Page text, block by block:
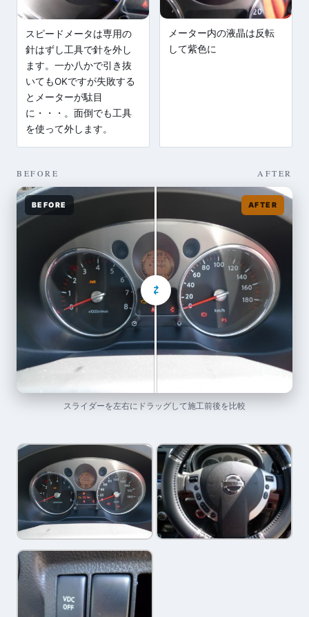
スピードメータは専用の
針はずし工具で針を外し
ます。一か八かで引き抜
いてもOKですが失敗する
とメーターが駄目
に・・・。面倒でも工具
を使って外します。
メーター内の液晶は反転
して紫色に
BEFORE AFTER
BEFORE AFTER
⇄
スライダーを左右にドラッグして施工前後を比較